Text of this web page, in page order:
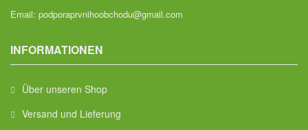
Email: podporaprvnihoobchodu@gmail.com
INFORMATIONEN
Über unseren Shop
Versand und Lieferung